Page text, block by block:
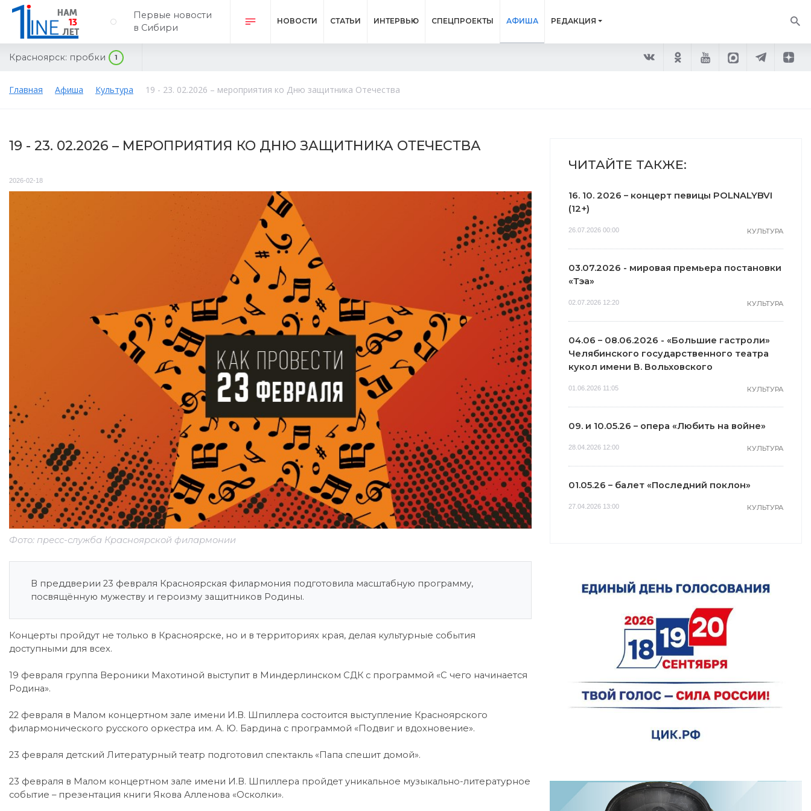
Первые новости
в Сибири
НОВОСТИ СТАТЬИ ИНТЕРВЬЮ СПЕЦПРОЕКТЫ АФИША РЕДАКЦИЯ
Красноярск: пробки 1
Главная Афиша Культура 19 - 23. 02.2026 – мероприятия ко Дню защитника Отечества
19 - 23. 02.2026 – МЕРОПРИЯТИЯ КО ДНЮ ЗАЩИТНИКА ОТЕЧЕСТВА
2026-02-18
Фото: пресс-служба Красноярской филармонии
В преддверии 23 февраля Красноярская филармония подготовила масштабную программу,
посвящённую мужеству и героизму защитников Родины.
Концерты пройдут не только в Красноярске, но и в территориях края, делая культурные события
доступными для всех.
19 февраля группа Вероники Махотиной выступит в Миндерлинском СДК с программой «С чего начинается
Родина».
22 февраля в Малом концертном зале имени И.В. Шпиллера состоится выступление Красноярского
филармонического русского оркестра им. А. Ю. Бардина с программой «Подвиг и вдохновение».
23 февраля детский Литературный театр подготовил спектакль «Папа спешит домой».
23 февраля в Малом концертном зале имени И.В. Шпиллера пройдет уникальное музыкально-литературное
событие – презентация книги Якова Алленова «Осколки».
ЧИТАЙТЕ ТАКЖЕ:
16. 10. 2026 – концерт певицы POLNALYBVI
(12+)
26.07.2026 00:00 КУЛЬТУРА
03.07.2026 - мировая премьера постановки
«Тэа»
02.07.2026 12:20 КУЛЬТУРА
04.06 – 08.06.2026 - «Большие гастроли»
Челябинского государственного театра
кукол имени В. Вольховского
01.06.2026 11:05 КУЛЬТУРА
09. и 10.05.26 – опера «Любить на войне»
28.04.2026 12:00 КУЛЬТУРА
01.05.26 – балет «Последний поклон»
27.04.2026 13:00 КУЛЬТУРА